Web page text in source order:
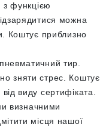
функцією
можна
Коштує приблизно
тир.
зняти стрес. Коштує
виду сертифіката.
визначними
місця нашої